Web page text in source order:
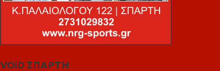
VOiD ΣΠΑΡΤΗ